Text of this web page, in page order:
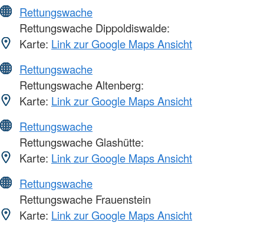
Rettungswache
Rettungswache Dippoldiswalde:
Karte: Link zur Google Maps Ansicht
Rettungswache
Rettungswache Altenberg:
Karte: Link zur Google Maps Ansicht
Rettungswache
Rettungswache Glashütte:
Karte: Link zur Google Maps Ansicht
Rettungswache
Rettungswache Frauenstein
Karte: Link zur Google Maps Ansicht